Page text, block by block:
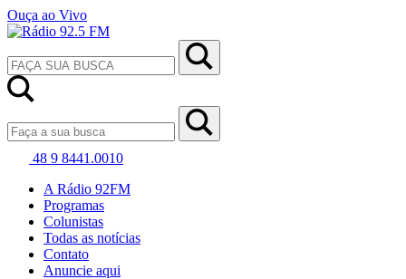
Ouça ao Vivo
48 9 8441.0010
A Rádio 92FM
Programas
Colunistas
Todas as notícias
Contato
Anuncie aqui